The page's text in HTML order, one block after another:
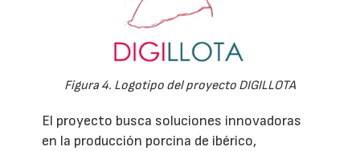
Figura 4. Logotipo del proyecto DIGILLOTA
El proyecto busca soluciones innovadoras
en la producción porcina de ibérico,